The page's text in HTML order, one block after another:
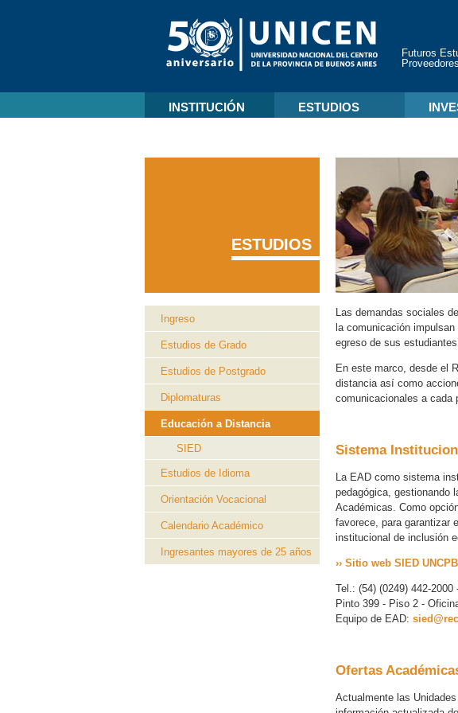
Futuros
Proveedores
INSTITUCIÓN ESTUDIOS
Las demandas sociales
la comunicación
egreso de sus
En este marco, desde el
distancia así como
comunicacionales a cada
Sistema
La EAD como sistema
pedagógica, gestionando
Académicas. Como
favorece, para garantizar
institucional de inclusión
›› Sitio web SIED
Tel.: (54) (0249) 442-2000
Pinto 399 - Piso 2 -
Equipo de EAD:
Ofertas
Actualmente las
ESTUDIOS
Ingreso
Estudios de Grado
Estudios de Postgrado
Diplomaturas
Educación a Distancia
SIED
Estudios de Idioma
Orientación Vocacional
Calendario Académico
Ingresantes mayores de 25 años